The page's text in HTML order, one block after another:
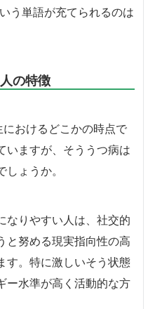
う単語が充てられるのは
の特徴
おけるどこかの時点で
いますが、そううつ病は
ょうか。
なりやすい人は、社交的
と努める現実指向性の高
す。特に激しいそう状態
ー水準が高く活動的な方